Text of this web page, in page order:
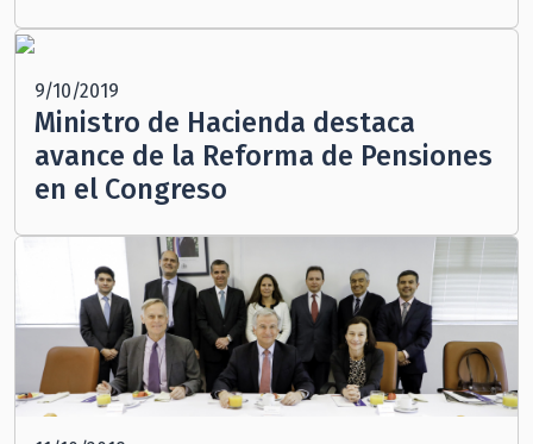
9/10/2019
Ministro de Hacienda destaca
avance de la Reforma de Pensiones
en el Congreso